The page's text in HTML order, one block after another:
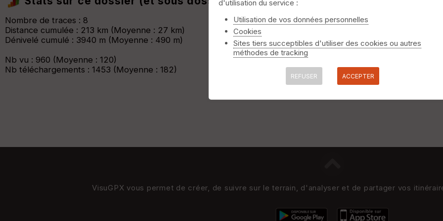
Nombre de traces : 8
Distance cumulée : 213 km (Moyenne : 27 km)
Dénivelé cumulé : 3940 m (Moyenne : 490 m)
Nb vu : 960 (Moyenne : 120)
Nb téléchargements : 1453 (Moyenne : 182)
VisuGPX vous permet de créer, de suivre sur le terrain, d'analyser et de partager vos
d'utilisation du service :
Utilisation de vos données personnelles
Cookies
Sites tiers succeptibles d'utiliser des cookies ou autres
méthodes de tracking
REFUSER ACCEPTER